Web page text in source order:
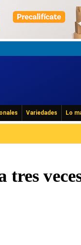
Variedades Lo
tres